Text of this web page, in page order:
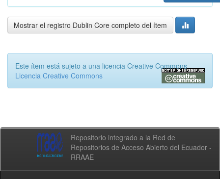
Mostrar el registro Dublin Core completo del ítem
Este ítem está sujeto a una licencia Creative Commons
Licencia Creative Commons
Repositorio integrado a la Red de
Repositorios de Acceso Abierto del Ecuador -
RRAAE